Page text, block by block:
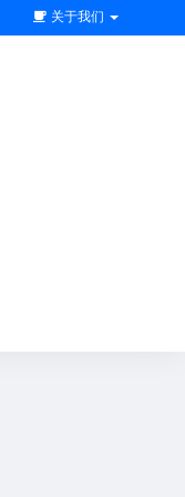
关于我们